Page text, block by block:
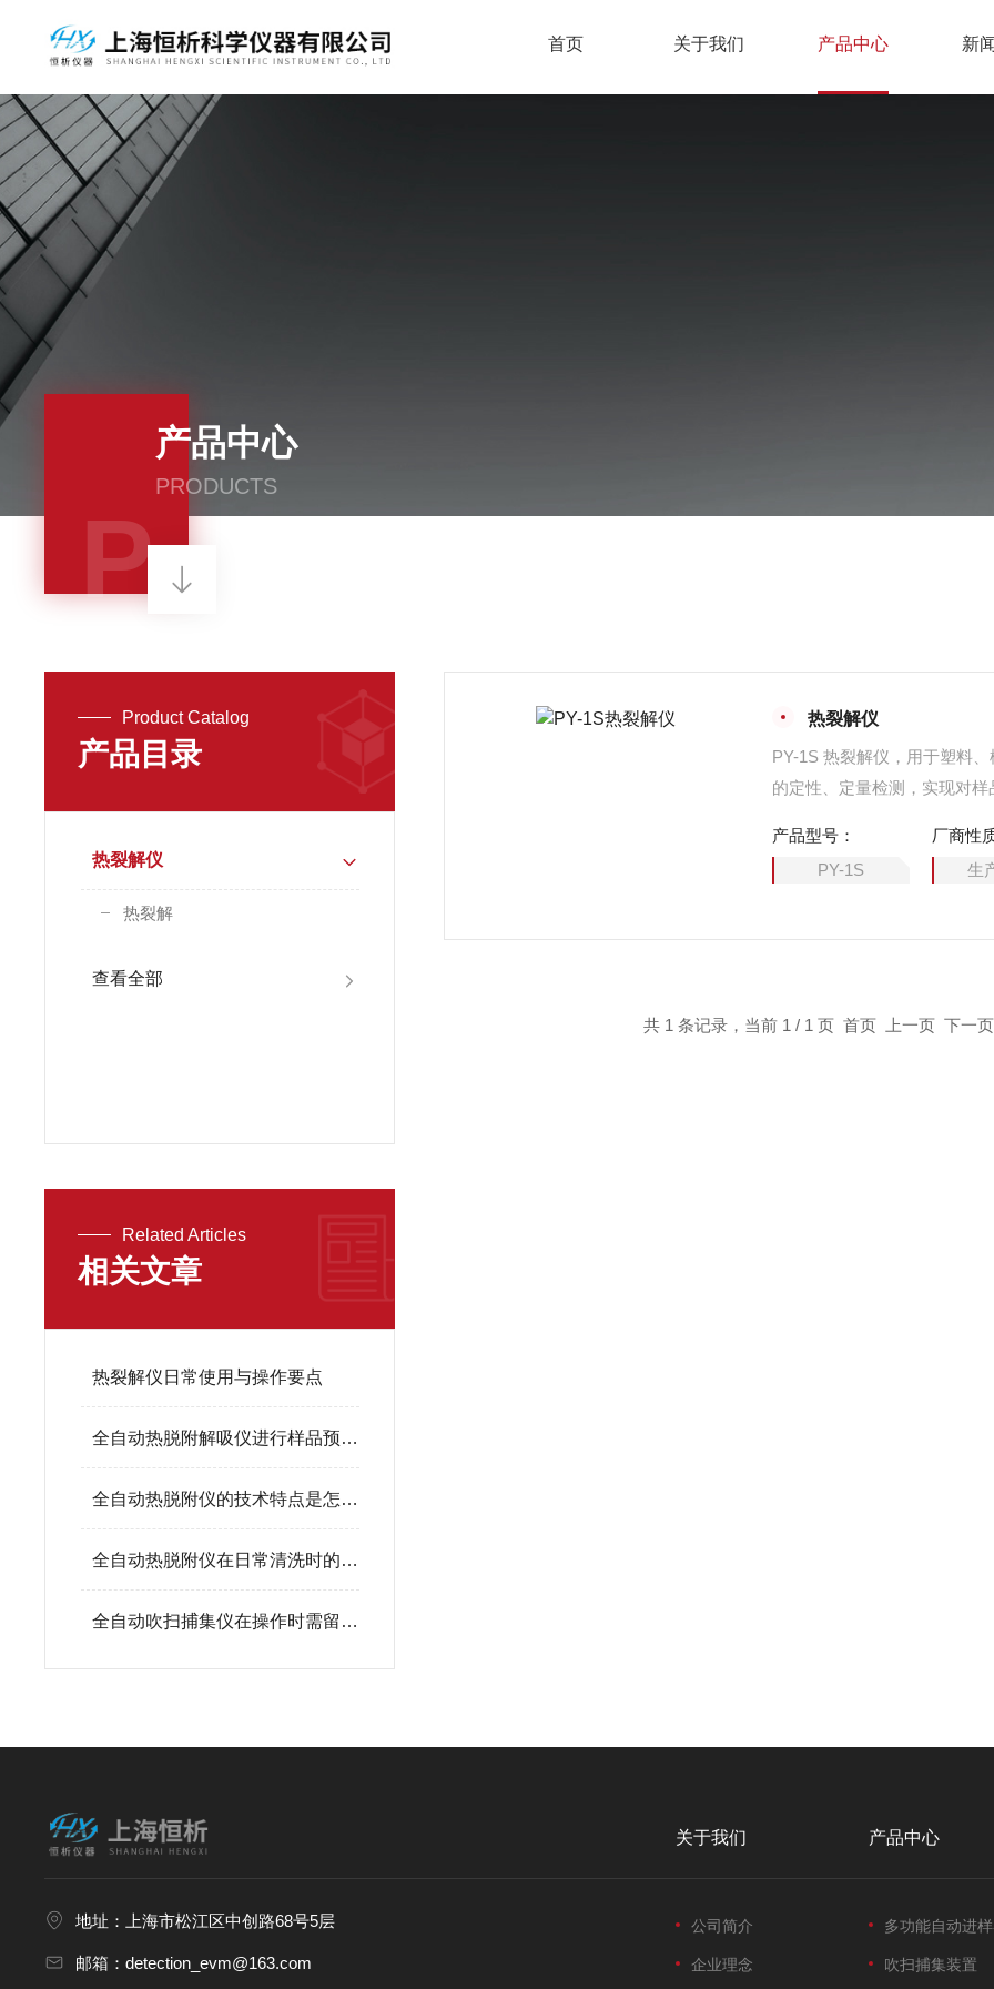
首页 关于我们 产品中心 新
产品中心
PRODUCTS
P
Product Catalog
产品目录
热裂解仪
热裂解
查看全部
Related Articles
相关文章
热裂解仪日常使用与操作要点
全自动热脱附解吸仪进行样品预处理的好处
全自动热脱附仪的技术特点是怎样的呢？
全自动热脱附仪在日常清洗时的一些小建议
全自动吹扫捕集仪在操作时需留意以下几大要点
热裂解仪
PY-1S 热裂解仪，用于塑料
的定性、定量检测，实现对
产品型号：
PY-1S
厂商性
生
共 1 条记录，当前 1 / 1 页 首页 上一页 下一
地址：上海市松江区中创路68号5层
邮箱：detection_evm@163.com
关于我们
公司简介
企业理念
产品中心
多功能自动进
吹扫捕集装置